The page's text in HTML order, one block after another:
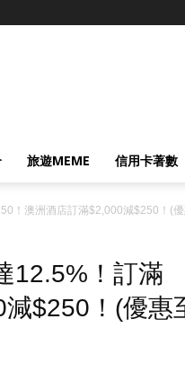
旅遊MEME 信用卡著數
！澳洲酒店訂滿$2,000減$250！(
12.5%！訂滿
$250！(優惠